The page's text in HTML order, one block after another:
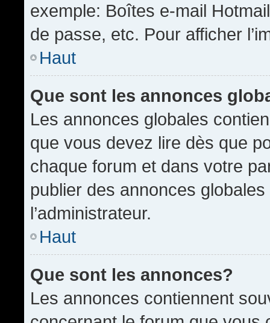
exemple: Boîtes e-mail
de passe, etc. Pour afficher
Haut
Que sont les annonces
Les annonces globales
que vous devez lire dès que
chaque forum et dans votre
publier des annonces
l’administrateur.
Haut
Que sont les annonces?
Les annonces contiennent